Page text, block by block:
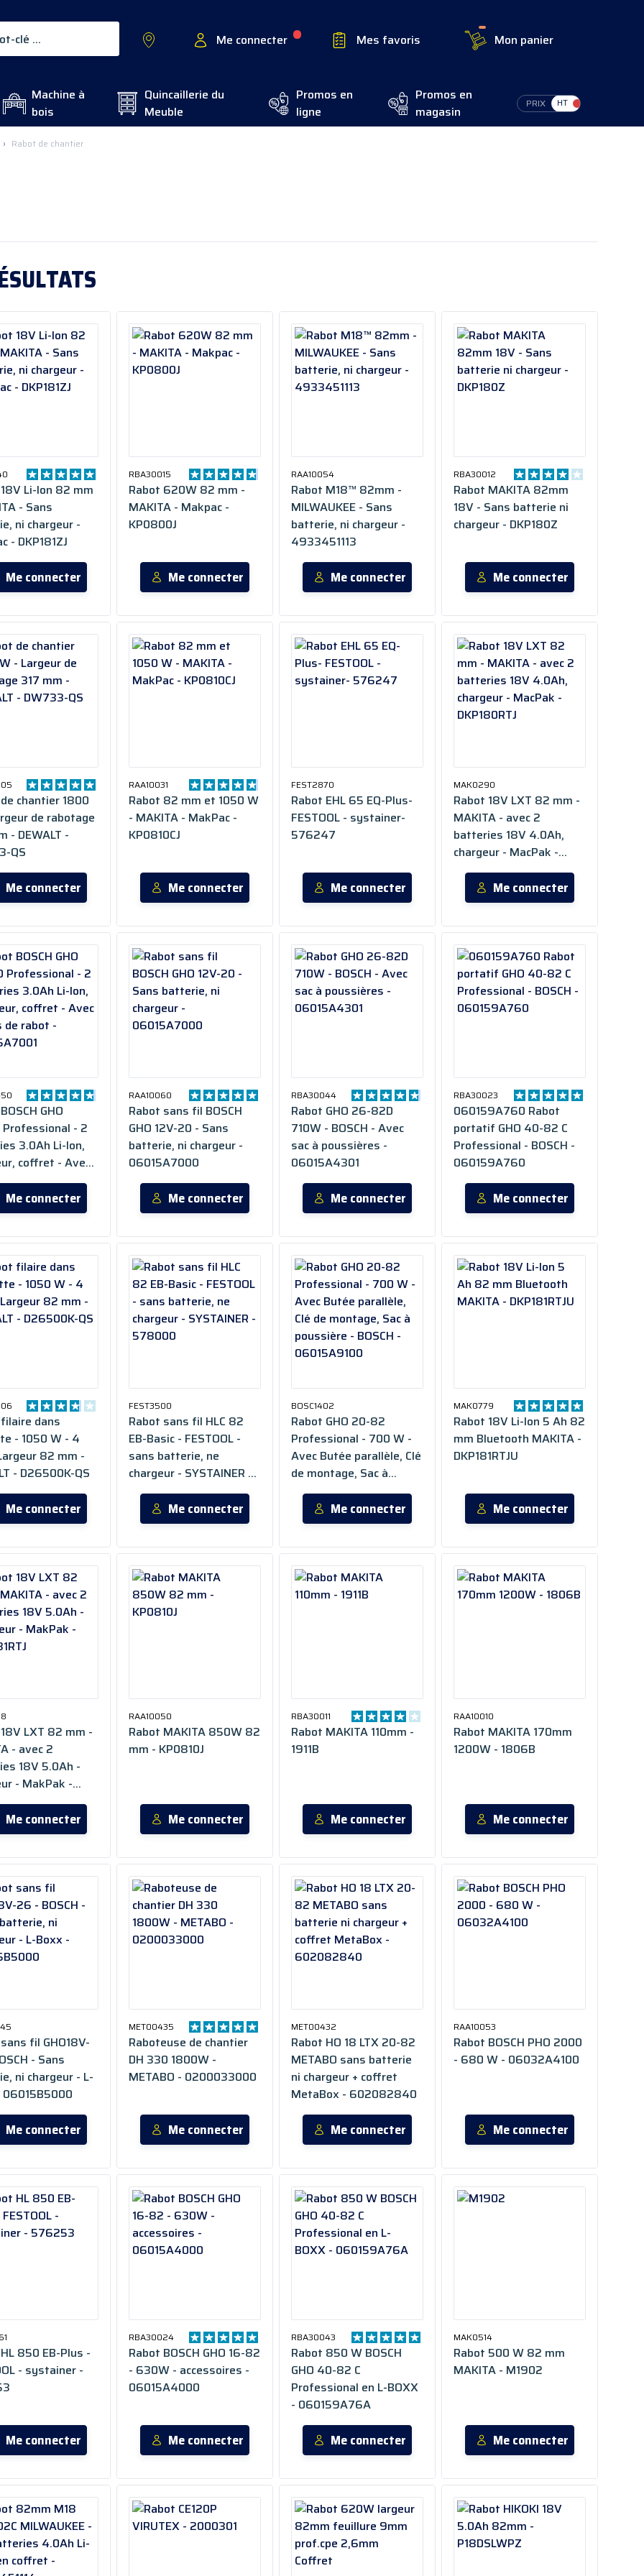
Me connecter Mes favoris Mon panier
Machine à
bois
Quincaillerie du
Meuble
Promos en
ligne
Promos en
magasin
PRIX Switch Tax
› Rabot de chantier
Li-Ion 82 mm
- Sans
ni chargeur -
- DKP181ZJ
Me connecter
RBA30015
Rabot 620W 82 mm -
MAKITA - Makpac -
KP0800J
Me connecter
RAA10054
Rabot M18™ 82mm -
MILWAUKEE - Sans
batterie, ni chargeur -
4933451113
Me connecter
RBA30012
Rabot MAKITA 82mm
18V - Sans batterie ni
chargeur - DKP180Z
Me connecter
chantier 1800
de rabotage
- DEWALT -
QS
Me connecter
RAA10031
Rabot 82 mm et 1050 W
- MAKITA - MakPac -
KP0810CJ
Me connecter
FEST2870
Rabot EHL 65 EQ-Plus-
FESTOOL - systainer-
576247
Me connecter
MAK0290
Rabot 18V LXT 82 mm -
MAKITA - avec 2
batteries 18V 4.0Ah,
chargeur - MacPak -
DKP180RTJ
Me connecter
GHO
Professional - 2
3.0Ah Li-Ion,
coffret - Avec
de rabot -
Me connecter
RAA10060
Rabot sans fil BOSCH
GHO 12V-20 - Sans
batterie, ni chargeur -
06015A7000
Me connecter
RBA30044
Rabot GHO 26-82D
710W - BOSCH - Avec
sac à poussières -
06015A4301
Me connecter
RBA30023
060159A760 Rabot
portatif GHO 40-82 C
Professional - BOSCH -
060159A760
Me connecter
dans
- 1050 W - 4
82 mm -
- D26500K-QS
Me connecter
FEST3500
Rabot sans fil HLC 82
EB-Basic - FESTOOL -
sans batterie, ne
chargeur - SYSTAINER -
578000
Me connecter
BOSC1402
Rabot GHO 20-82
Professional - 700 W -
Avec Butée parallèle, Clé
de montage, Sac à
poussière - BOSCH -
06015A9100Me connecter
MAK0779
Rabot 18V Li-Ion 5 Ah 82
mm Bluetooth MAKITA -
DKP181RTJU
Me connecter
LXT 82 mm -
- avec 2
18V 5.0Ah -
- MakPak -
Me connecter
RAA10050
Rabot MAKITA 850W 82
mm - KP0810J
Me connecter
RBA30011
Rabot MAKITA 110mm -
1911B
Me connecter
RAA10010
Rabot MAKITA 170mm
1200W - 1806B
Me connecter
fil GHO18V-
- Sans
ni chargeur - L-
06015B5000
Me connecter
MET00435
Raboteuse de chantier
DH 330 1800W -
METABO - 0200033000
Me connecter
MET00432
Rabot HO 18 LTX 20-82
METABO sans batterie
ni chargeur + coffret
MetaBox - 602082840
Me connecter
RAA10053
Rabot BOSCH PHO 2000
- 680 W - 06032A4100
Me connecter
850 EB-Plus -
- systainer -
Me connecter
RBA30024
Rabot BOSCH GHO 16-82
- 630W - accessoires -
06015A4000
Me connecter
RBA30043
Rabot 850 W BOSCH
GHO 40-82 C
Professional en L-BOXX
- 060159A76A
Me connecter
MAK0514
Rabot 500 W 82 mm
MAKITA - M1902
Me connecter